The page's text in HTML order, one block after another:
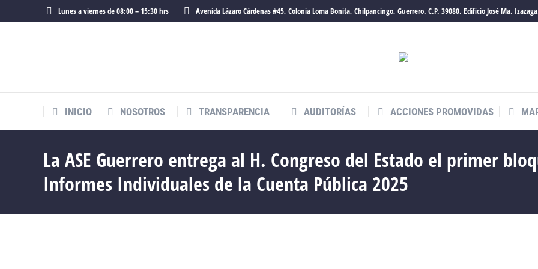
Lunes a viernes de 08:00 – 15:30 hrs Avenida Lázaro Cárdenas #45, Colonia Loma Bonita, Chilpancingo, Guerrero. C.P. 39080. Edificio José Ma.
INICIO
NOSOTROS TRANSPARENCIA AUDITORÍAS ACCIONES PROMOVIDAS
La ASE Guerrero entrega al H. Congreso del Estado el primer
Informes Individuales de la Cuenta Pública 2025